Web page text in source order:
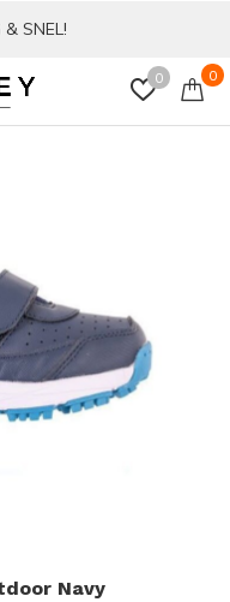
0 0
& SNEL!
Navy